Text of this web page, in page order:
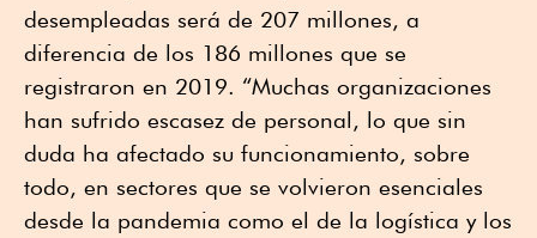
desempleadas será de 207 millones, a
diferencia de los 186 millones que se
registraron en 2019. “Muchas organizaciones
han sufrido escasez de personal, lo que sin
duda ha afectado su funcionamiento, sobre
todo, en sectores que se volvieron esenciales
desde la pandemia como el de la logística y los